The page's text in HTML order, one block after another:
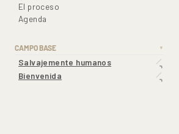
El proceso
Agenda
CAMPO BASE ▼
Salvajemente humanos
Bienvenida